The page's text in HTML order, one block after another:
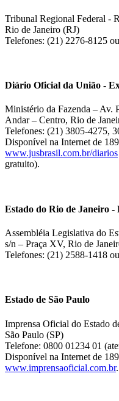
Tribunal Regional Federal -
Rio de Janeiro (RJ)
Telefones: (21) 2276-8125
Diário Oficial da União -
Ministério da Fazenda – Av.
Andar – Centro, Rio de
Telefones: (21) 3805-4275,
Disponível na Internet de
www.jusbrasil.com.br/diarios
gratuito).
Estado do Rio de Janeiro -
Assembléia Legislativa do
s/n – Praça XV, Rio de
Telefones: (21) 2588-1418
Estado de São Paulo
Imprensa Oficial do Estado
São Paulo (SP)
Telefone: 0800 01234 01
Disponível na Internet de
www.imprensaoficial.com.br.